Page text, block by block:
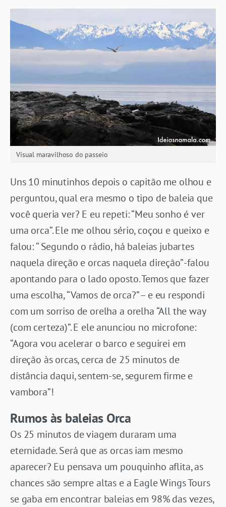
Visual maravilhoso do passeio
Uns 10 minutinhos depois o capitão me olhou e
perguntou, qual era mesmo o tipo de baleia que
você queria ver? E eu repeti: “Meu sonho é ver
uma orca”. Ele me olhou sério, coçou e queixo e
falou: “ Segundo o rádio, há baleias jubartes
naquela direção e orcas naquela direção” -falou
apontando para o lado oposto. Temos que fazer
uma escolha, “Vamos de orca?” – e eu respondi
com um sorriso de orelha a orelha “All the way
(com certeza)”. E ele anunciou no microfone:
“Agora vou acelerar o barco e seguirei em
direção às orcas, cerca de 25 minutos de
distância daqui, sentem-se, segurem firme e
vambora”!
Rumos às baleias Orca
Os 25 minutos de viagem duraram uma
eternidade. Será que as orcas iam mesmo
aparecer? Eu pensava um pouquinho aflita, as
chances são sempre altas e a Eagle Wings Tours
se gaba em encontrar baleias em 98% das vezes,